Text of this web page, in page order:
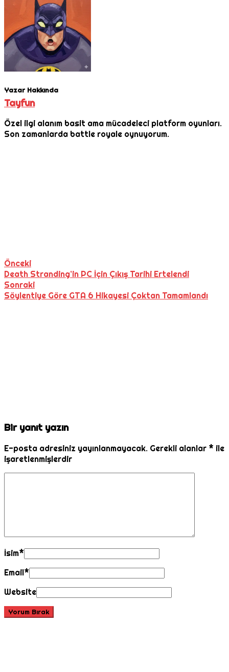
Yazar Hakkında
Tayfun
Özel ilgi alanım basit ama mücadeleci platform oyunları.
Son zamanlarda battle royale oynuyorum.
Önceki
Death Stranding’in PC İçin Çıkış Tarihi Ertelendi
Sonraki
Söylentiye Göre GTA 6 Hikayesi Çoktan Tamamlandı
Bir yanıt yazın
E-posta adresiniz yayınlanmayacak. Gerekli alanlar * ile
işaretlenmişlerdir
İsim*
Email*
Website